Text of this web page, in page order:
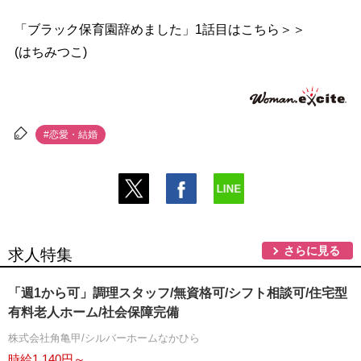
「ブラック保育園辞めました」1話目はこちら＞＞
(はちみつこ)
#恋愛・結婚
求人特集 さらに見る
「週1から可」調理スタッフ/無資格可/シフト相談可/住宅型
有料老人ホーム/社会保障完備
株式会社角亀甲/シルバーホームなかひら